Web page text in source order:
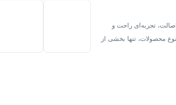
تجربه‌ای راحت و
محصولات، تنها بخشی از